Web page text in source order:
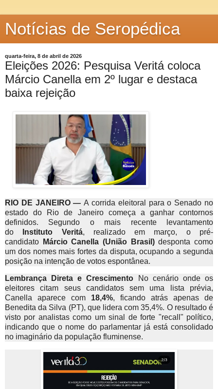
Notícias de Seropédica
quarta-feira, 8 de abril de 2026
Eleições 2026: Pesquisa Veritá coloca
Márcio Canella em 2º lugar e destaca
baixa rejeição
RIO DE JANEIRO — A corrida eleitoral para o Senado no
estado do Rio de Janeiro começa a ganhar contornos
definidos. Segundo o mais recente levantamento
do
Instituto Veritá, realizado em março, o pré-
candidato
Márcio Canella (União Brasil)desponta como
um dos nomes mais fortes da disputa, ocupando a segunda
posição na intenção de votos espontânea.
Lembrança Direta e Crescimento No cenário onde os
eleitores citam seus candidatos sem uma lista prévia,
Canella aparece com 18,4%, ficando atrás apenas de
Benedita da Silva (PT), que lidera com 35,4%. O resultado é
visto por analistas como um sinal de forte "recall" político,
indicando que o nome do parlamentar já está consolidado
no imaginário da população fluminense.